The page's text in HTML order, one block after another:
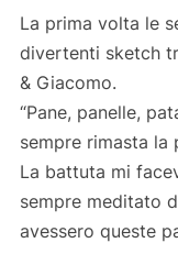
La prima volta le
divertenti sketch
& Giacomo.
“Pane, panelle,
sempre rimasta la
La battuta mi
sempre meditato
avessero queste